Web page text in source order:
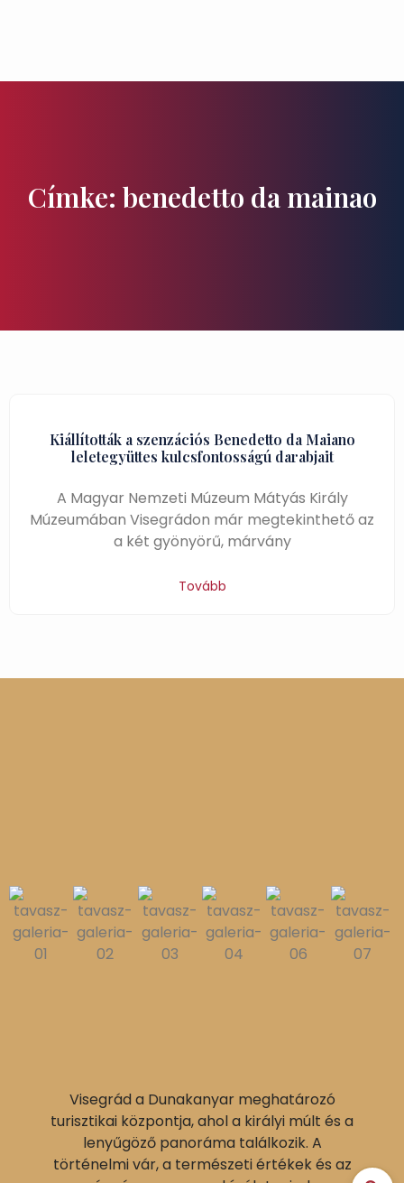
Címke: benedetto da mainao
Kiállították a szenzációs Benedetto da Maiano
leletegyüttes kulcsfontosságú darabjait
A Magyar Nemzeti Múzeum Mátyás Király
Múzeumában Visegrádon már megtekinthető az
a két gyönyörű, márvány
Tovább
Visegrád a Dunakanyar meghatározó
turisztikai központja, ahol a királyi múlt és a
lenyűgöző panoráma találkozik. A
történelmi vár, a természeti értékek és az